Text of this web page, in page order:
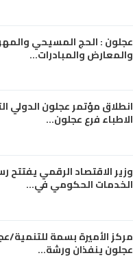
عجلون : الحج المسيحي
والمعارض والمبادرات…
انطلاق مؤتمر عجلون الدولي
الاطباء فرع عجلون…
وزير الاقتصاد الرقمي يفتتح
الخدمات الحكومي في…
مركز الأميرة بسمة للتنمية/
عجلون ينفذان ورشة…